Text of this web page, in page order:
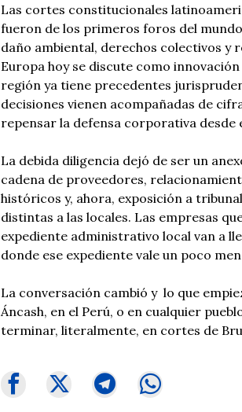
Las cortes constitucionales
fueron de los primeros foros del
daño ambiental, derechos colectivos y
Europa hoy se discute como
región ya tiene precedentes
decisiones vienen acompañadas de
repensar la defensa corporativa desde
La debida diligencia dejó de ser un
cadena de proveedores,
históricos y, ahora, exposición a
distintas a las locales. Las empresas
expediente administrativo local van a
donde ese expediente vale un poco
La conversación cambió y lo que
Áncash, en el Perú, o en cualquier
terminar, literalmente, en cortes de